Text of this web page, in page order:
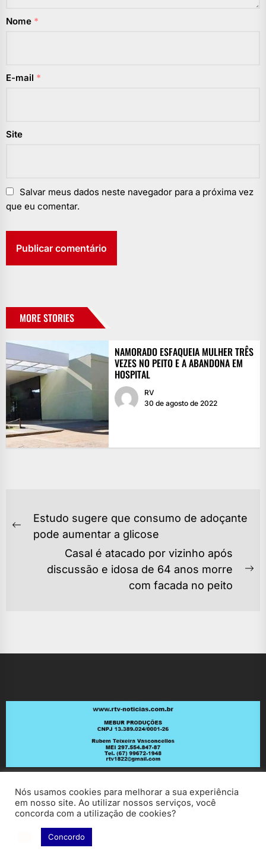
Nome *
E-mail *
Site
Salvar meus dados neste navegador para a próxima vez
que eu comentar.
MORE STORIES
NAMORADO ESFAQUEIA MULHER TRÊS
VEZES NO PEITO E A ABANDONA EM
HOSPITAL
RV
30 de agosto de 2022
NAVEGAÇÃO
DEPrevious
Estudo sugere que consumo de adoçante
pode aumentar a glicose
Casal é atacado por vizinho após
discussão e idosa de 64 anos morre
com facada no peito
Copyright © 2026RV Notícias.
Nós usamos cookies para melhorar a sua experiência
em nosso site. Ao utilizar nossos serviços, você
concorda com a utilização de cookies?
Concordo